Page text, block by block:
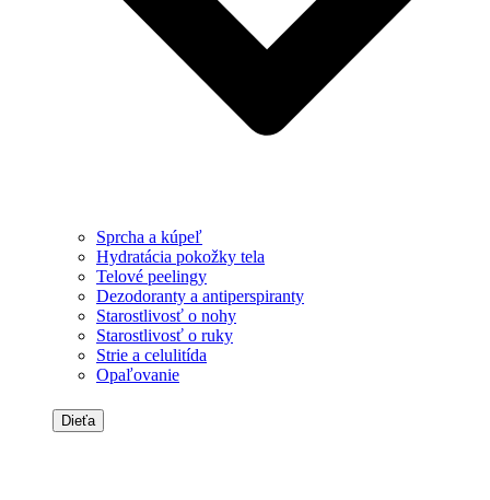
Sprcha a kúpeľ
Hydratácia pokožky tela
Telové peelingy
Dezodoranty a antiperspiranty
Starostlivosť o nohy
Starostlivosť o ruky
Strie a celulitída
Opaľovanie
Dieťa